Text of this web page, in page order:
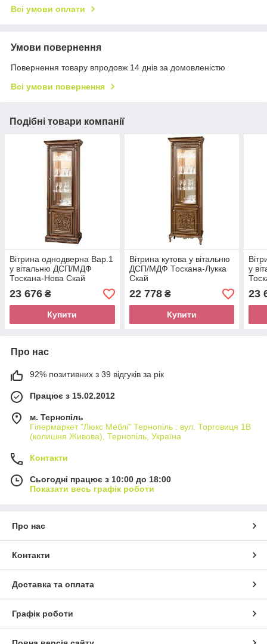
Всі умови оплати
Умови повернення
Повернення товару впродовж 14 днів за домовленістю
Всі умови повернення
Подібні товари компанії
Вітрина однодверна Вар.1
у вітальню ДСП/МДФ
Тоскана-Нова Скай
23 676 ₴
Купити
Вітрина кутова у вітальню
ДСП/МДФ Тоскана-Лукка
Скай
22 778₴
Купити
у
23
Про нас
92% позитивних з 39 відгуків за рік
Працює з 15.02.2012
м. Тернопіль
Гіпермаркет "Люкс Меблі" Тернопіль : вул. Торговиця 1В
(колишня Живова), Тернопіль, Україна
Контакти
Сьогодні працює з 10:00 до 18:00
Показати весь графік роботи
Про нас
Контакти
Доставка та оплата
Графік роботи